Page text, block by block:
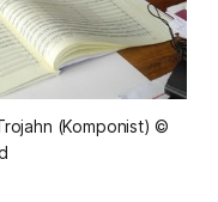
(Komponist) ©